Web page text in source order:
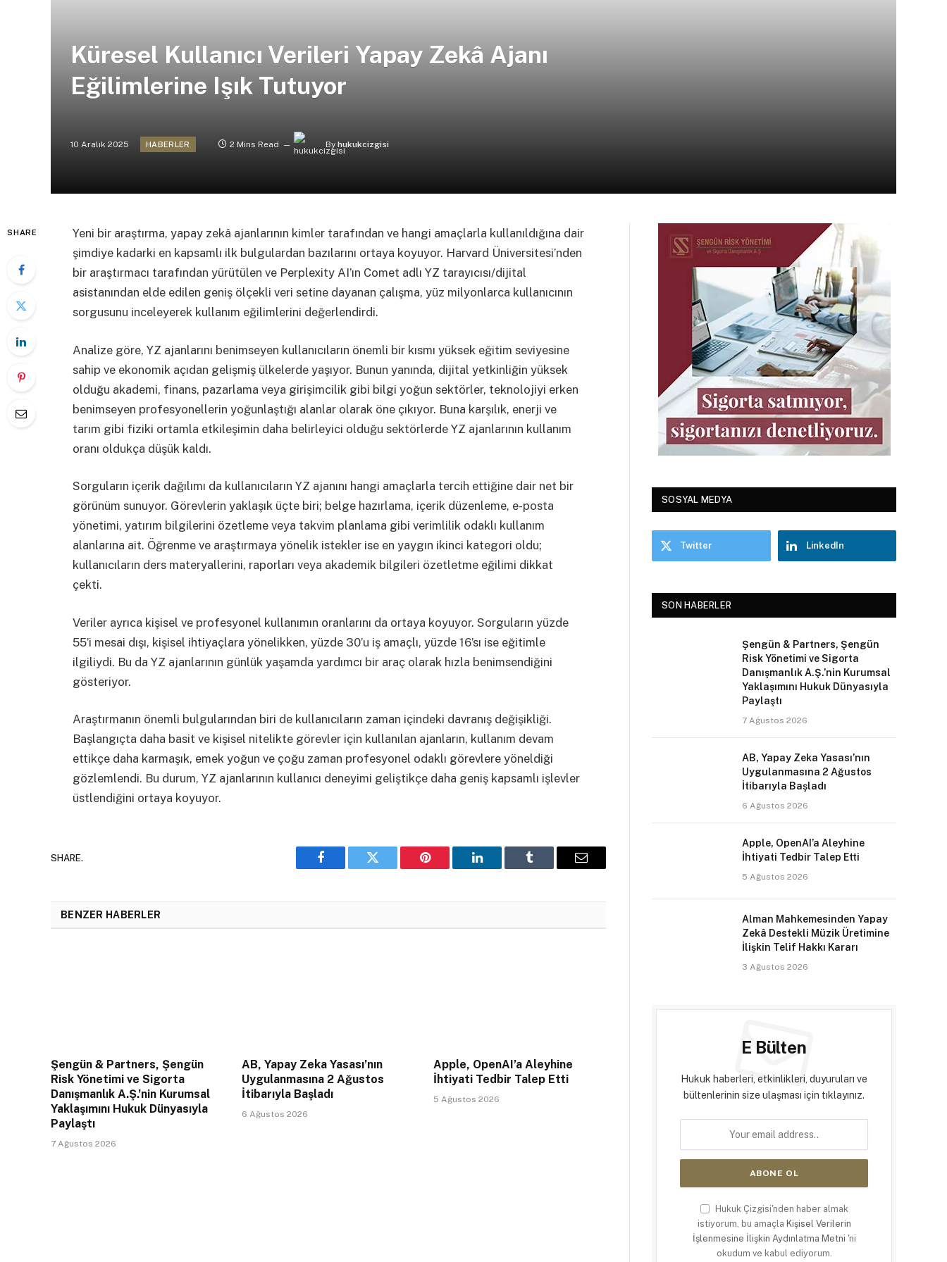
Küresel Kullanıcı Verileri Yapay Zekâ Ajanı
Eğilimlerine Işık Tutuyor
10 Aralık 2025 HABERLER 2 Mins Read By hukukcizgisi
SHARE
Yeni bir araştırma, yapay zekâ ajanlarının kimler tarafından ve hangi amaçlarla kullanıldığına dair
şimdiye kadarki en kapsamlı ilk bulgulardan bazılarını ortaya koyuyor. Harvard Üniversitesi’nden
bir araştırmacı tarafından yürütülen ve Perplexity AI’ın Comet adlı YZ tarayıcısı/dijital
asistanından elde edilen geniş ölçekli veri setine dayanan çalışma, yüz milyonlarca kullanıcının
sorgusunu inceleyerek kullanım eğilimlerini değerlendirdi.
Analize göre, YZ ajanlarını benimseyen kullanıcıların önemli bir kısmı yüksek eğitim seviyesine
sahip ve ekonomik açıdan gelişmiş ülkelerde yaşıyor. Bunun yanında, dijital yetkinliğin yüksek
olduğu akademi, finans, pazarlama veya girişimcilik gibi bilgi yoğun sektörler, teknolojiyi erken
benimseyen profesyonellerin yoğunlaştığı alanlar olarak öne çıkıyor. Buna karşılık, enerji ve
tarım gibi fiziki ortamla etkileşimin daha belirleyici olduğu sektörlerde YZ ajanlarının kullanım
oranı oldukça düşük kaldı.
Sorguların içerik dağılımı da kullanıcıların YZ ajanını hangi amaçlarla tercih ettiğine dair net bir
görünüm sunuyor. Görevlerin yaklaşık üçte biri; belge hazırlama, içerik düzenleme, e-posta
yönetimi, yatırım bilgilerini özetleme veya takvim planlama gibi verimlilik odaklı kullanım
alanlarına ait. Öğrenme ve araştırmaya yönelik istekler ise en yaygın ikinci kategori oldu;
kullanıcıların ders materyallerini, raporları veya akademik bilgileri özetletme eğilimi dikkat
çekti.
Veriler ayrıca kişisel ve profesyonel kullanımın oranlarını da ortaya koyuyor. Sorguların yüzde
55’i mesai dışı, kişisel ihtiyaçlara yönelikken, yüzde 30’u iş amaçlı, yüzde 16’sı ise eğitimle
ilgiliydi. Bu da YZ ajanlarının günlük yaşamda yardımcı bir araç olarak hızla benimsendiğini
gösteriyor.
Araştırmanın önemli bulgularından biri de kullanıcıların zaman içindeki davranış değişikliği.
Başlangıçta daha basit ve kişisel nitelikte görevler için kullanılan ajanların, kullanım devam
ettikçe daha karmaşık, emek yoğun ve çoğu zaman profesyonel odaklı görevlere yöneldiği
gözlemlendi. Bu durum, YZ ajanlarının kullanıcı deneyimi geliştikçe daha geniş kapsamlı işlevler
üstlendiğini ortaya koyuyor.
SHARE.
Facebook Twitter Pinterest LinkedIn Tumblr Email
BENZER HABERLER
Şengün & Partners, Şengün
Risk Yönetimi ve Sigorta
Danışmanlık A.Ş.’nin Kurumsal
Yaklaşımını Hukuk Dünyasıyla
Paylaştı
7 Ağustos 2026
AB, Yapay Zeka Yasası’nın
Uygulanmasına 2 Ağustos
İtibarıyla Başladı
6 Ağustos 2026
Apple, OpenAI’a Aleyhine
İhtiyati Tedbir Talep Etti
5 Ağustos 2026
SOSYAL MEDYA
Twitter LinkedIn
SON HABERLER
Şengün & Partners, Şengün
Risk Yönetimi ve Sigorta
Danışmanlık A.Ş.’nin Kurumsal
Yaklaşımını Hukuk Dünyasıyla
Paylaştı
7 Ağustos 2026
AB, Yapay Zeka Yasası’nın
Uygulanmasına 2 Ağustos
İtibarıyla Başladı
6 Ağustos 2026
Apple, OpenAI’a Aleyhine
İhtiyati Tedbir Talep Etti
5 Ağustos 2026
Alman Mahkemesinden Yapay
Zekâ Destekli Müzik Üretimine
İlişkin Telif Hakkı Kararı
3 Ağustos 2026
E Bülten
Hukuk haberleri, etkinlikleri, duyuruları ve
bültenlerinin size ulaşması için tıklayınız.
Hukuk Çizgisi'nden haber almak
istiyorum, bu amaçla Kişisel Verilerin
İşlenmesine İlişkin Aydınlatma Metni 'ni
okudum ve kabul ediyorum.